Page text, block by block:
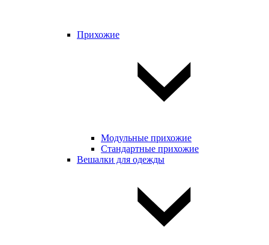
Прихожие
Модульные прихожие
Стандартные прихожие
Вешалки для одежды